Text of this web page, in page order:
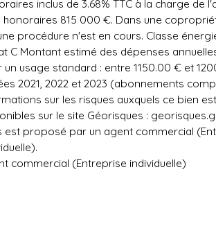
inclus de 3.68% TTC à la charge de
honoraires 815 000 €. Dans une
procédure n'est en cours. Classe
C Montant estimé des dépenses
un usage standard : entre 1150.00 € et
2021, 2022 et 2023 (abonnements
sur les risques auxquels ce bien
sur le site Géorisques :
est proposé par un agent commercial
commercial (Entreprise individuelle)